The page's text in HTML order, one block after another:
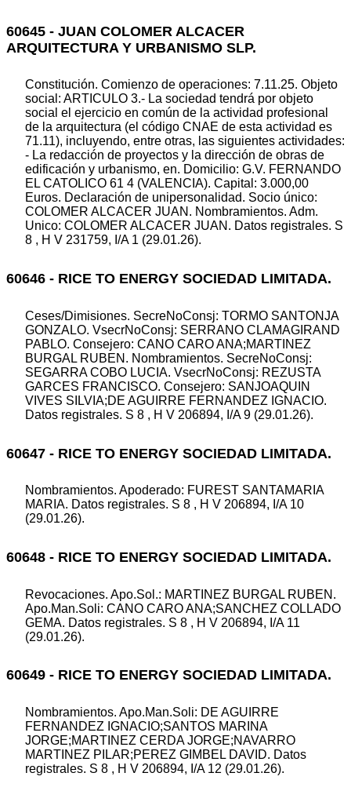
60645 - JUAN COLOMER ALCACER
ARQUITECTURA Y URBANISMO SLP.
Constitución. Comienzo de operaciones: 7.11.25. Objeto
social: ARTICULO 3.- La sociedad tendrá por objeto
social el ejercicio en común de la actividad profesional
de la arquitectura (el código CNAE de esta actividad es
71.11), incluyendo, entre otras, las siguientes actividades:
- La redacción de proyectos y la dirección de obras de
edificación y urbanismo, en. Domicilio: G.V. FERNANDO
EL CATOLICO 61 4 (VALENCIA). Capital: 3.000,00
Euros. Declaración de unipersonalidad. Socio único:
COLOMER ALCACER JUAN. Nombramientos. Adm.
Unico: COLOMER ALCACER JUAN. Datos registrales. S
8 , H V 231759, I/A 1 (29.01.26).
60646 - RICE TO ENERGY SOCIEDAD LIMITADA.
Ceses/Dimisiones. SecreNoConsj: TORMO SANTONJA
GONZALO. VsecrNoConsj: SERRANO CLAMAGIRAND
PABLO. Consejero: CANO CARO ANA;MARTINEZ
BURGAL RUBEN. Nombramientos. SecreNoConsj:
SEGARRA COBO LUCIA. VsecrNoConsj: REZUSTA
GARCES FRANCISCO. Consejero: SANJOAQUIN
VIVES SILVIA;DE AGUIRRE FERNANDEZ IGNACIO.
Datos registrales. S 8 , H V 206894, I/A 9 (29.01.26).
60647 - RICE TO ENERGY SOCIEDAD LIMITADA.
Nombramientos. Apoderado: FUREST SANTAMARIA
MARIA. Datos registrales. S 8 , H V 206894, I/A 10
(29.01.26).
60648 - RICE TO ENERGY SOCIEDAD LIMITADA.
Revocaciones. Apo.Sol.: MARTINEZ BURGAL RUBEN.
Apo.Man.Soli: CANO CARO ANA;SANCHEZ COLLADO
GEMA. Datos registrales. S 8 , H V 206894, I/A 11
(29.01.26).
60649 - RICE TO ENERGY SOCIEDAD LIMITADA.
Nombramientos. Apo.Man.Soli: DE AGUIRRE
FERNANDEZ IGNACIO;SANTOS MARINA
JORGE;MARTINEZ CERDA JORGE;NAVARRO
MARTINEZ PILAR;PEREZ GIMBEL DAVID. Datos
registrales. S 8 , H V 206894, I/A 12 (29.01.26).